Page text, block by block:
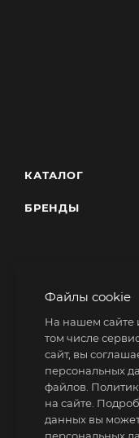
КАТАЛОГ
БРЕНДЫ
Файлы cookie
На нашем сайте
том числе
сайт, вы
персональных
файлов.
на сайте .
данных вы